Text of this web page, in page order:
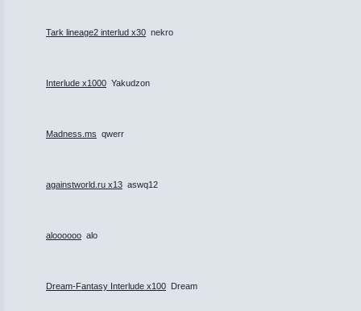
Tark lineage2 interlud x30 nekro
Interlude x1000 Yakudzon
Madness.ms qwerr
againstworld.ru x13 aswq12
aloooooo alo
Dream-Fantasy Interlude x100 Dream